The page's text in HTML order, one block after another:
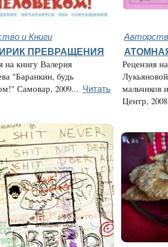
и Книги
ПРЕВРАЩЕНИЯ
на книгу Валерия
"Баранкин, будь
Самовар, 2009... Читать
Рецензия
мальчиков
Центр,